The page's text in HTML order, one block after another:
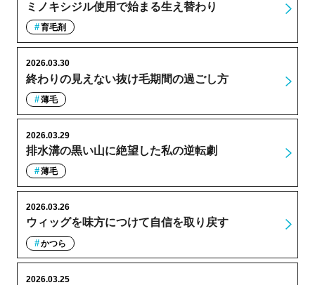
ミノキシジル使用で始まる生え替わり
育毛剤
終わりの見えない抜け毛期間の過ごし方
2026.03.30
薄毛
排水溝の黒い山に絶望した私の逆転劇
2026.03.29
薄毛
ウィッグを味方につけて自信を取り戻す
2026.03.26
かつら
2026.03.25